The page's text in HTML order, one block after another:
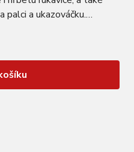
a ukazováčku.